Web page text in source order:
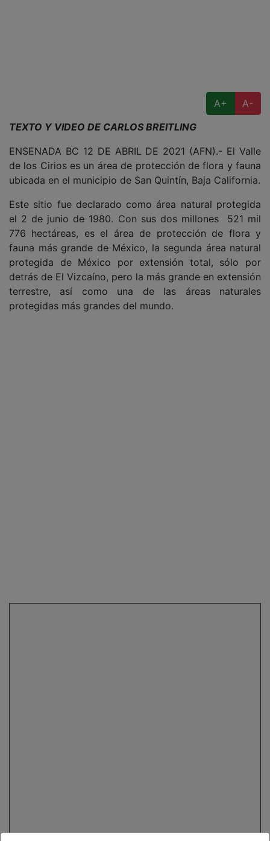
A+
A-
TEXTO Y VIDEO DE CARLOS BREITLING
ENSENADA BC 12 DE ABRIL DE 2021 (AFN).- El Valle
de los Cirios es un área de protección de flora y fauna
ubicada en el municipio de San Quintín, Baja California.
Este sitio fue declarado como área natural protegida
el 2 de junio de 1980. Con sus dos millones 521 mil
776 hectáreas, es el área de protección de flora y
fauna más grande de México, la segunda área natural
protegida de México por extensión total, sólo por
detrás de El Vizcaíno, pero la más grande en extensión
terrestre, así como una de las áreas naturales
protegidas más grandes del mundo.